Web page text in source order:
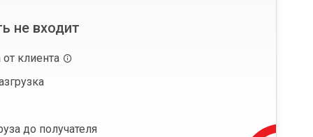
не входит
от клиента
до получателя